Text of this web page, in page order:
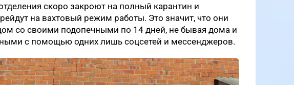
скоро закроют на полный карантин и
на вахтовый режим работы. Это значит, что они
со своими подопечными по 14 дней, не бывая дома и
с помощью одних лишь соцсетей и мессенджеров.